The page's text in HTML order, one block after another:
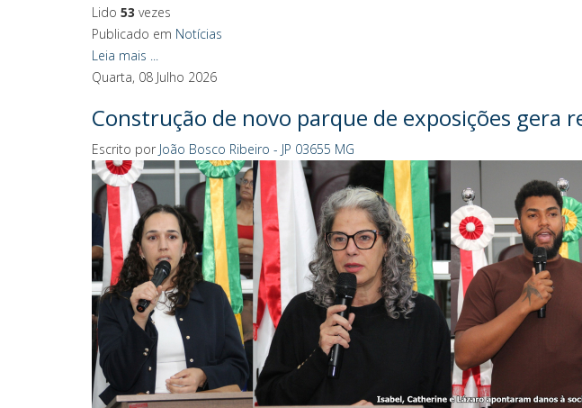
Lido 53 vezes
Publicado em Notícias
Leia mais ...
Quarta, 08 Julho 2026
Construção de novo parque de exposições gera
Escrito por João Bosco Ribeiro - JP 03655 MG